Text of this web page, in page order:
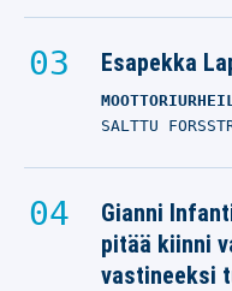
Esapekka
SALTTU
Gianni
pitää kiinni
vastineeksi